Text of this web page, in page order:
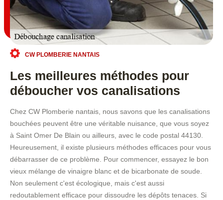
CW PLOMBERIE NANTAIS
Les meilleures méthodes pour
déboucher vos canalisations
Chez CW Plomberie nantais, nous savons que les canalisations
bouchées peuvent être une véritable nuisance, que vous soyez
à Saint Omer De Blain ou ailleurs, avec le code postal 44130.
Heureusement, il existe plusieurs méthodes efficaces pour vous
débarrasser de ce problème. Pour commencer, essayez le bon
vieux mélange de vinaigre blanc et de bicarbonate de soude.
Non seulement c'est écologique, mais c'est aussi
redoutablement efficace pour dissoudre les dépôts tenaces. Si